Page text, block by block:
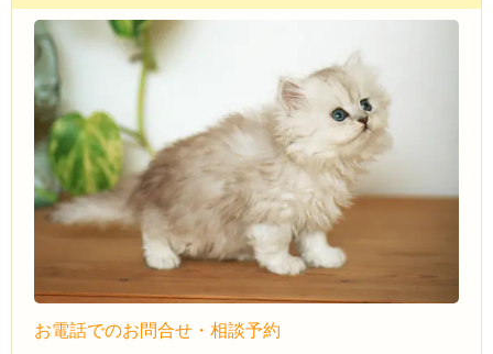
お電話でのお問合せ・相談予約